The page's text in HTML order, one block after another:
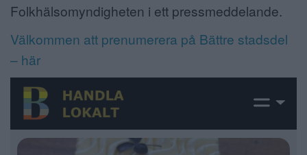
Folkhälsomyndigheten i ett pressmeddelande.
Välkommen att prenumerera på Bättre stadsdel
– här